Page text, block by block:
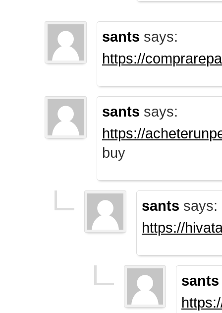
sants says:
https://
sants says:
https://
buy
sants says:
https://
sants